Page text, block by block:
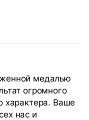
медалью
огромного
характера. Ваше
нас и